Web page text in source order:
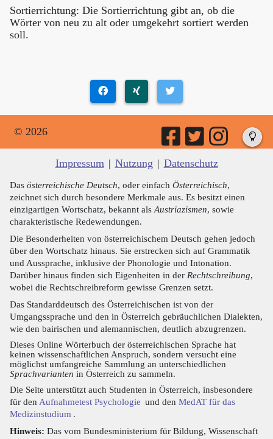
Sortierrichtung: Die Sortierrichtung gibt an, ob die
Wörter von neu zu alt oder umgekehrt sortiert werden
soll.
© 2026
Impressum | Nutzung | Datenschutz
Das österreichische Deutsch, oder einfach Österreichisch,
zeichnet sich durch besondere Merkmale aus. Es besitzt einen
einzigartigen Wortschatz, bekannt als Austriazismen, sowie
charakteristische Redewendungen.
Die Besonderheiten von österreichischem Deutsch gehen jedoch
über den Wortschatz hinaus. Sie erstrecken sich auf Grammatik
und Aussprache, inklusive der Phonologie und Intonation.
Darüber hinaus finden sich Eigenheiten in der Rechtschreibung,
wobei die Rechtschreibreform gewisse Grenzen setzt.
Das Standarddeutsch des Österreichischen ist von der
Umgangssprache und den in Österreich gebräuchlichen Dialekten,
wie den bairischen und alemannischen, deutlich abzugrenzen.
Dieses Online Wörterbuch der österreichischen Sprache hat
keinen wissenschaftlichen Anspruch, sondern versucht eine
möglichst umfangreiche Sammlung an unterschiedlichen
Sprachvarianten in Österreich zu sammeln.
Die Seite unterstützt auch Studenten in Österreich, insbesondere
für den Aufnahmetest Psychologie und den MedAT für das
Medizinstudium .
Hinweis: Das vom Bundesministerium für Bildung, Wissenschaft